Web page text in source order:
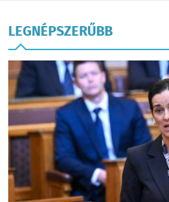
LEGNÉPSZERŰBB